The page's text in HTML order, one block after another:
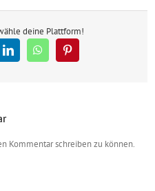
deine Plattform!
LinkedInWhatsAppPinterest
Kommentar schreiben zu können.